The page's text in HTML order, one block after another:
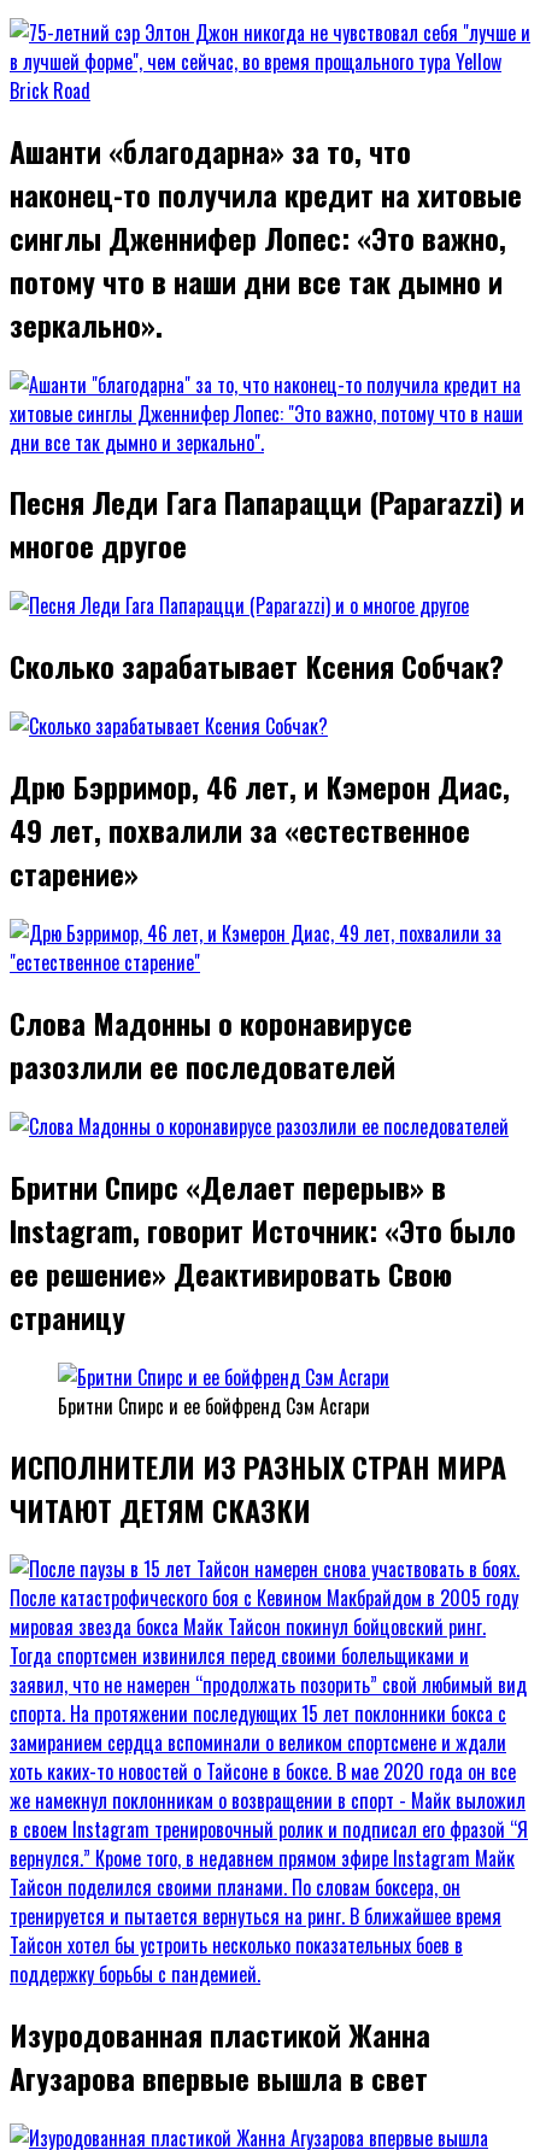
Ашанти «благодарна» за то, что
наконец-то получила кредит на хитовые
синглы Дженнифер Лопес: «Это важно,
потому что в наши дни все так дымно и
зеркально».
Песня Леди Гага Папарацци (Paparazzi) и
многое другое
Сколько зарабатывает Ксения Собчак?
Дрю Бэрримор, 46 лет, и Кэмерон Диас,
49 лет, похвалили за «естественное
старение»
Слова Мадонны о коронавирусе
разозлили ее последователей
Бритни Спирс «Делает перерыв» в
Instagram, говорит Источник: «Это было
ее решение» Деактивировать Свою
страницу
Бритни Спирс и ее бойфренд Сэм Асгари
ИСПОЛНИТЕЛИ ИЗ РАЗНЫХ СТРАН МИРА
ЧИТАЮТ ДЕТЯМ СКАЗКИ
Изуродованная пластикой Жанна
Агузарова впервые вышла в свет